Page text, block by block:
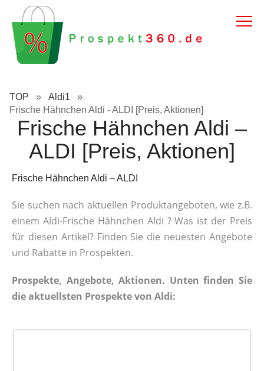
TOP » Aldi1
»
Frische Hähnchen Aldi - ALDI [Preis, Aktionen]
Frische Hähnchen Aldi –
ALDI [Preis, Aktionen]
Frische Hähnchen Aldi – ALDI
Sie suchen nach aktuellen Produktangeboten, wie z.B.
einem Aldi-Frische Hähnchen Aldi ? Was ist der Preis
für diesen Artikel? Finden Sie die neuesten Angebote
und Rabatte in Prospekten.
Prospekte, Angebote, Aktionen. Unten finden Sie
die aktuellsten Prospekte von Aldi: